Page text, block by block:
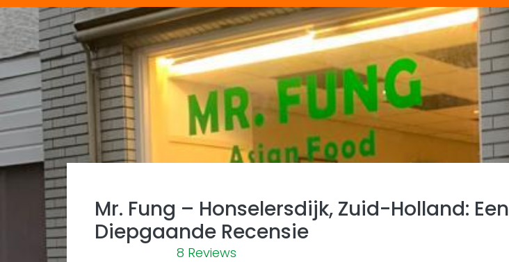
Mr. Fung – Honselersdijk, Zuid-Holland: Een
Diepgaande Recensie
8 Reviews